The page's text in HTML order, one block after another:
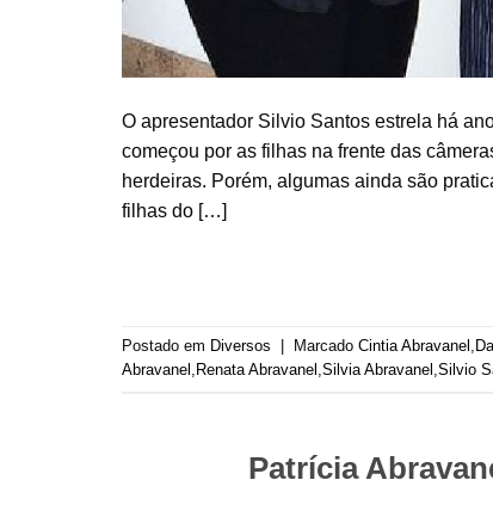
O apresentador Silvio Santos estrela há
começou por as filhas na frente das
herdeiras. Porém, algumas ainda são
filhas do […]
Postado em Diversos Marcado Cintia Abravanel
Abravanel Renata Abravanel Silvia Abravanel Silvio
Patrícia